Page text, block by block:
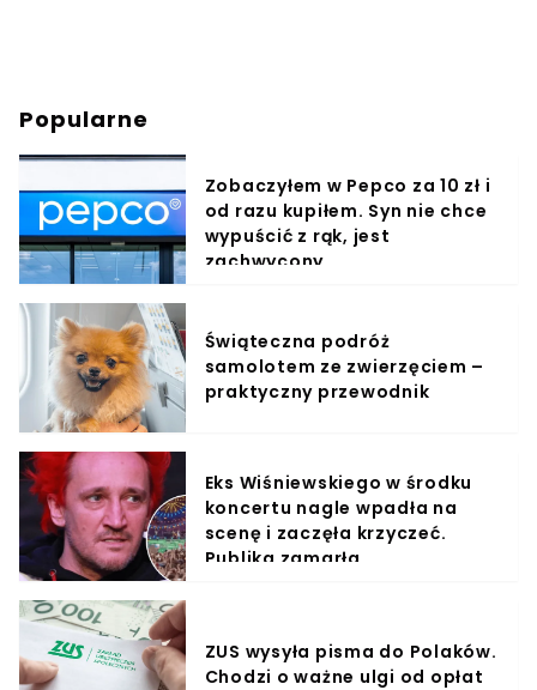
Popularne
Zobaczyłem w Pepco za 10 zł i
od razu kupiłem. Syn nie chce
wypuścić z rąk, jest
zachwycony
Świąteczna podróż
samolotem ze zwierzęciem –
praktyczny przewodnik
Eks Wiśniewskiego w środku
koncertu nagle wpadła na
scenę i zaczęła krzyczeć.
Publika zamarła
ZUS wysyła pisma do Polaków.
Chodzi o ważne ulgi od opłat